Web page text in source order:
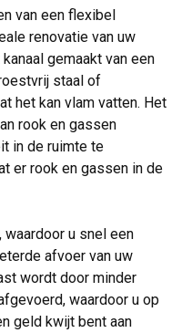
van een flexibel
renovatie van uw
gemaakt van een
staal of
het kan vlam vatten. Het
rook en gassen
in de ruimte te
er rook en gassen in de
u snel een
afvoer van uw
wordt door minder
waardoor u op
geld kwijt bent aan